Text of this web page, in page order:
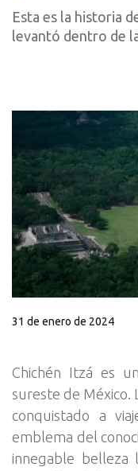
Esta es la historia
levantó dentro de
31 de enero de 2024
Chichén Itzá es
sureste de México.
conquistado a
emblema del
innegable belleza